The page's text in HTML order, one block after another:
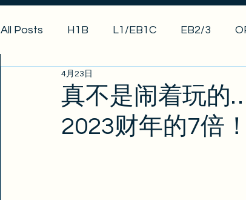
All Posts H1B L1/EB1C EB2/3
EB1A/EB1B/NIW
政策更新 金卡 签证攻略 EB2/EB3
真不是闹着玩的
2023财年的7倍！
4月23日